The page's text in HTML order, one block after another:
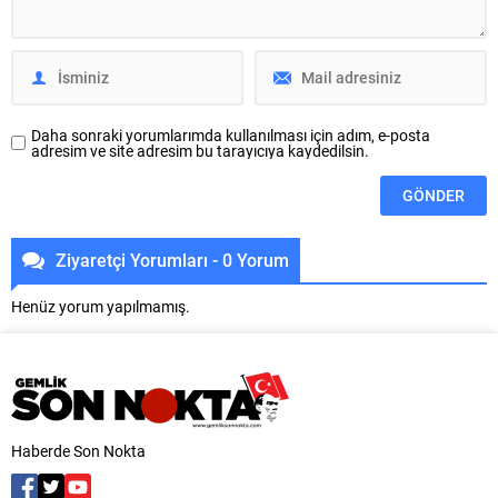
pilotu...
Daha sonraki yorumlarımda kullanılması için adım, e-posta
adresim ve site adresim bu tarayıcıya kaydedilsin.
Ziyaretçi Yorumları - 0 Yorum
Henüz yorum yapılmamış.
Haberde Son Nokta